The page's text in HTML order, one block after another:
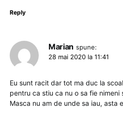
Reply
Marian spune:
28 mai 2020 la 11:41
Eu sunt racit dar tot ma duc la
pentru ca stiu ca nu o sa fie nimeni
Masca nu am de unde sa iau, asta e